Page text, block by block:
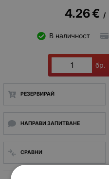
4.26€ /
В наличност
бр.
РЕЗЕРВИРАЙ
НАПРАВИ ЗАПИТВАНЕ
СРАВНИ